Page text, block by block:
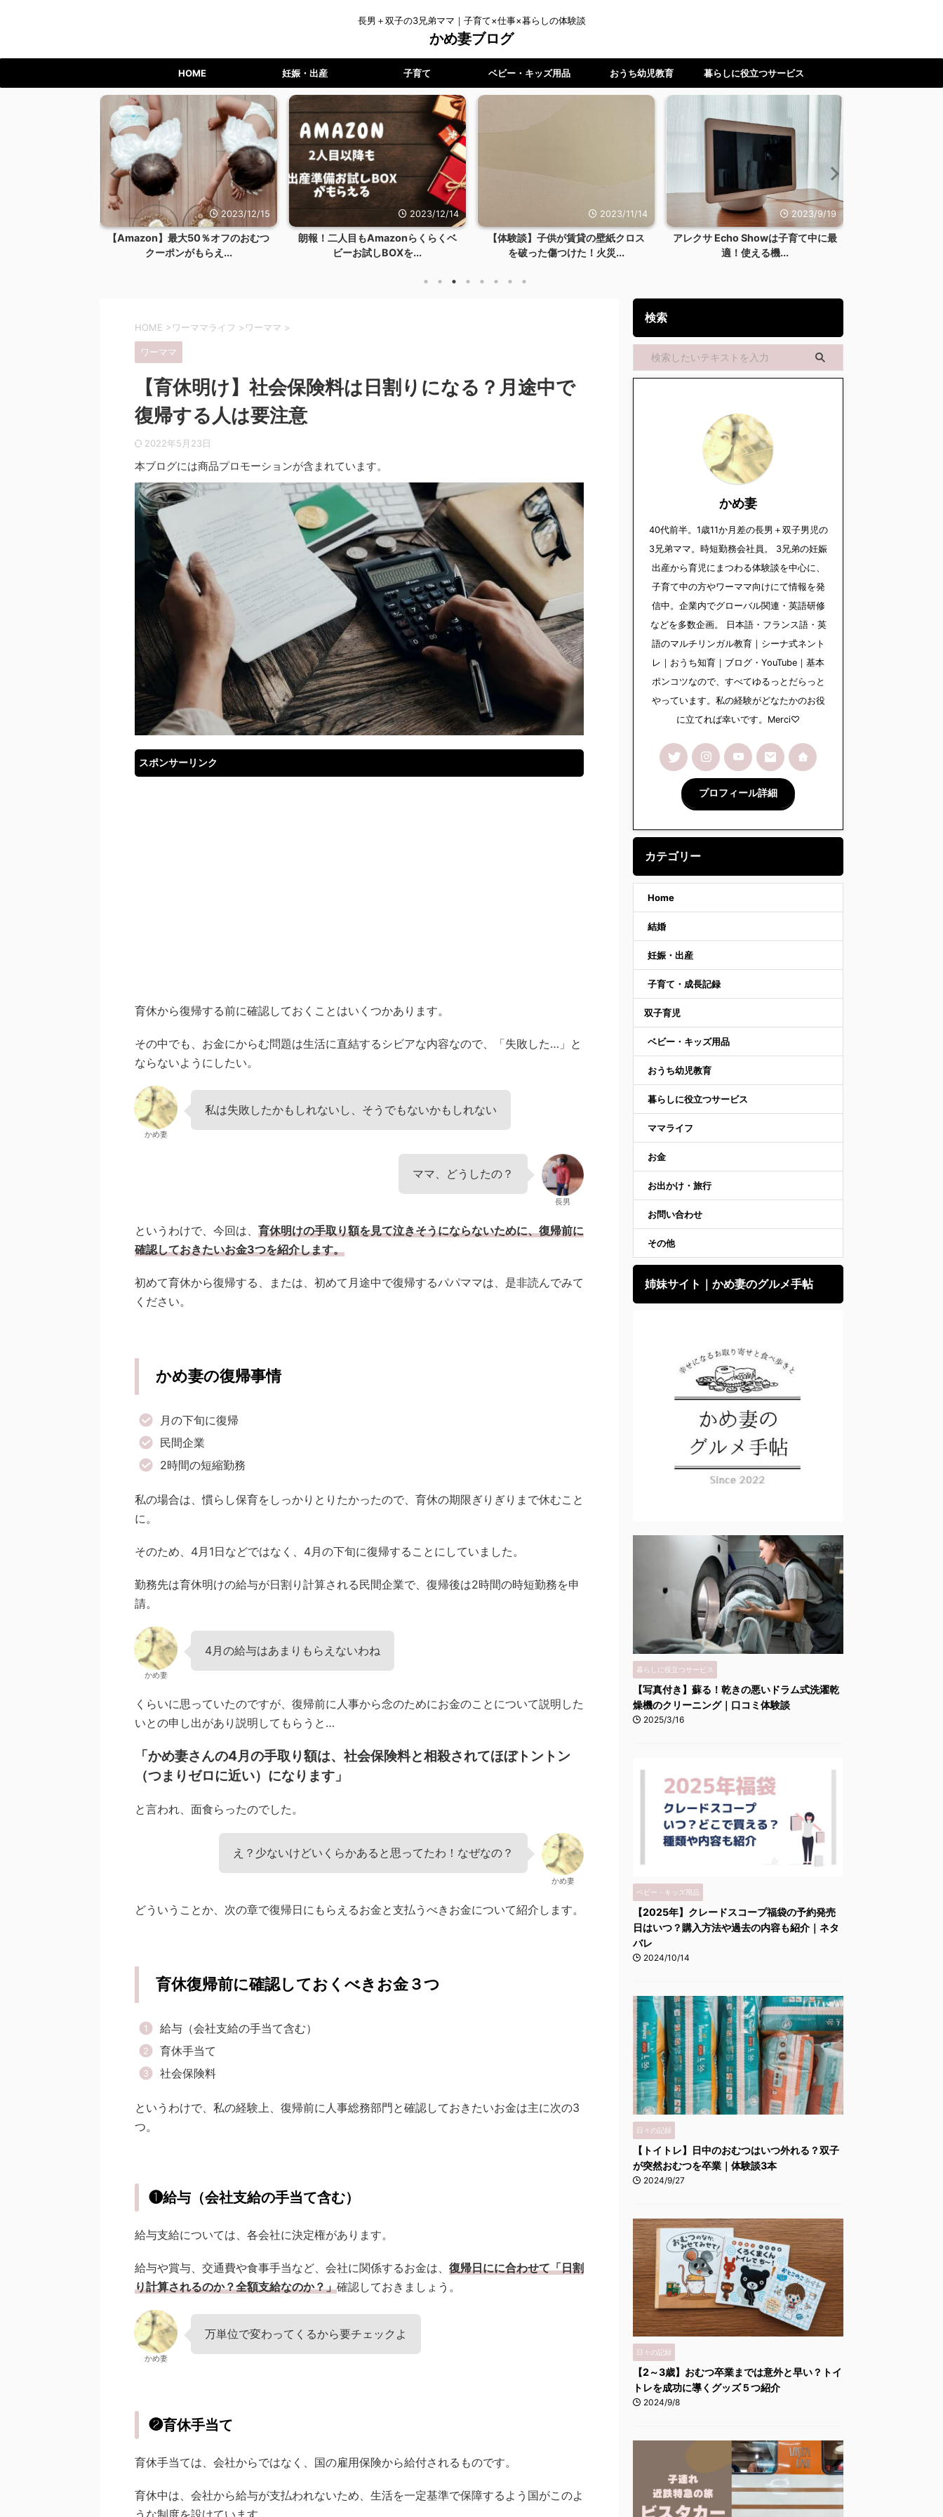
長男＋双子の3兄弟ママ｜子育て×仕事×暮らしの体験談
かめ妻ブログ
HOME 妊娠・出産 子育て ベビー・キッズ用品 おうち幼児教育 暮らしに役立つサービス
2023/12/15
【Amazon】最大50％オフのおむつ
クーポンがもらえ...
2023/12/14
朗報！二人目もAmazonらくらくベ
ビーお試しBOXを...
2023/11/14
【体験談】子供が賃貸の壁紙クロス
を破った傷つけた！火災...
2023/9/19
アレクサ Echo Showは子育て中に最
適！使える機...
HOME > ワーママライフ > ワーママ >
ワーママ
【育休明け】社会保険料は日割りになる？月途中で
復帰する人は要注意
2022年5月23日
本ブログには商品プロモーションが含まれています。
スポンサーリンク
育休から復帰する前に確認しておくことはいくつかあります。
その中でも、お金にからむ問題は生活に直結するシビアな内容なので、「失敗した…」と
ならないようにしたい。
かめ妻
私は失敗したかもしれないし、そうでもないかもしれない
ママ、どうしたの？
長男
というわけで、今回は、 育休明けの手取り額を見て泣きそうにならないために、復帰前に
確認しておきたいお金3つを紹介します。
初めて育休から復帰する、または、初めて月途中で復帰するパパママは、是非読んでみて
ください。
かめ妻の復帰事情
月の下旬に復帰
民間企業
2時間の短縮勤務
私の場合は、慣らし保育をしっかりとりたかったので、育休の期限ぎりぎりまで休むこと
に。
そのため、4月1日などではなく、4月の下旬に復帰することにしていました。
勤務先は育休明けの給与が日割り計算される民間企業で、復帰後は2時間の時短勤務を申
請。
かめ妻
4月の給与はあまりもらえないわね
くらいに思っていたのですが、復帰前に人事から念のためにお金のことについて説明した
いとの申し出があり説明してもらうと…
「かめ妻さんの4月の手取り額は、社会保険料と相殺されてほぼトントン
（つまりゼロに近い）になります」
と言われ、面食らったのでした。
え？少ないけどいくらかあると思ってたわ！なぜなの？
かめ妻
どういうことか、次の章で復帰日にもらえるお金と支払うべきお金について紹介します。
育休復帰前に確認しておくべきお金３つ
給与（会社支給の手当て含む）
育休手当て
社会保険料
というわけで、私の経験上、復帰前に人事総務部門と確認しておきたいお金は主に次の3
つ。
❶給与（会社支給の手当て含む）
給与支給については、各会社に決定権があります。
給与や賞与、交通費や食事手当など、会社に関係するお金は、 復帰日にに合わせて「日割
り計算されるのか？全額支給なのか？」確認しておきましょう。
かめ妻
万単位で変わってくるから要チェックよ
❷育休手当て
育休手当ては、会社からではなく、国の雇用保険から給付されるものです。
育休中は、会社から給与が支払われないため、生活を一定基準で保障するよう国がこのよ
検索
かめ妻
40代前半。1歳11か月差の長男＋双子男児の
3兄弟ママ。時短勤務会社員。 3兄弟の妊娠
出産から育児にまつわる体験談を中心に、
子育て中の方やワーママ向けにて情報を発
信中。企業内でグローバル関連・英語研修
などを多数企画。 日本語・フランス語・英
語のマルチリンガル教育｜シーナ式ネント
レ｜おうち知育｜ブログ・YouTube｜基本
ポンコツなので、すべてゆるっとだらっと
やっています。私の経験がどなたかのお役
に立てれば幸いです。Merci♡
プロフィール詳細
カテゴリー
Home
結婚
妊娠・出産
子育て・成長記録
双子育児
ベビー・キッズ用品
おうち幼児教育
暮らしに役立つサービス
ママライフ
お金
お出かけ・旅行
お問い合わせ
その他
姉妹サイト｜かめ妻のグルメ手帖
暮らしに役立つサービス
【写真付き】蘇る！乾きの悪いドラム式洗濯乾
燥機のクリーニング｜口コミ体験談
2025/3/16
ベビー・キッズ用品
【2025年】クレードスコープ福袋の予約発売
日はいつ？購入方法や過去の内容も紹介｜ネタ
バレ
2024/10/14
日々の記録
【トイトレ】日中のおむつはいつ外れる？双子
が突然おむつを卒業｜体験談3本
2024/9/27
日々の記録
【2～3歳】おむつ卒業までは意外と早い？トイ
トレを成功に導くグッズ５つ紹介
2024/9/8